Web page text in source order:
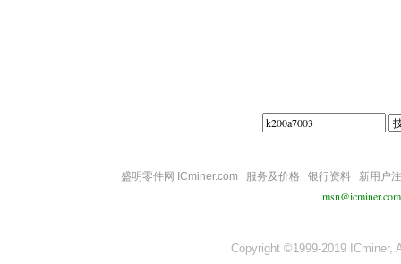
盛明零件网 ICminer.com 服务及价格 银行资料 新用户
msn@icminer.com
Copyright ©1999-2019 ICminer,